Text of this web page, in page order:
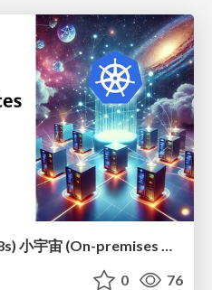
地端自建 Kubernetes (K8s) 小宇宙 (On-premises Kubernetes) @ CNTUG 2024/11 Meetup #63
0 76